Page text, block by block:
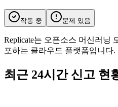
작동 중 문제 있음
Replicate는 오픈소스 머신러닝
포하는 클라우드 플랫폼입니다.
최근 24시간 신고 현